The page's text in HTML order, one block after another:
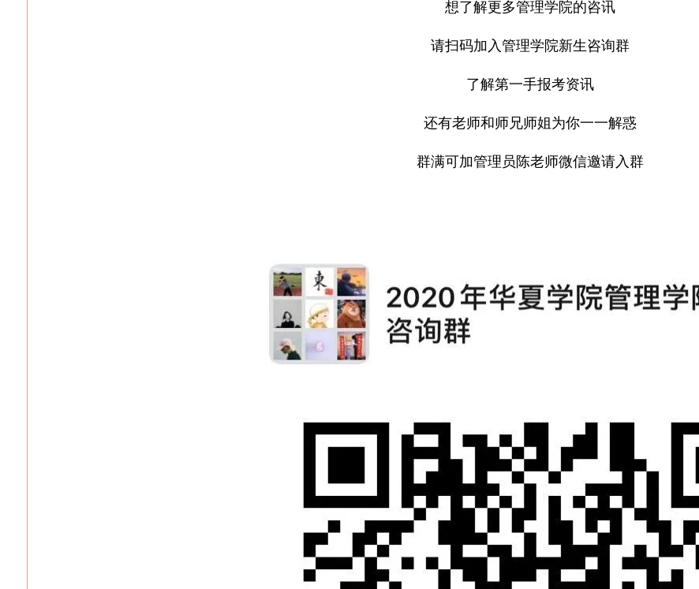
想了解更多管理学院的咨讯
请扫码加入管理学院新生咨询群
了解第一手报考资讯
还有老师和师兄师姐为你一一解惑
群满可加管理员陈老师微信邀请入群